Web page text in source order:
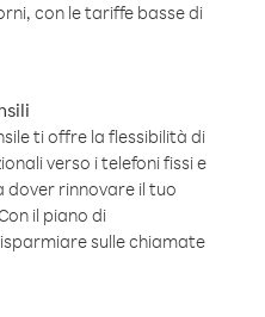
con le tariffe basse di
ti offre la flessibilità di
verso i telefoni fissi e
dover rinnovare il tuo
il piano di
sulle chiamate